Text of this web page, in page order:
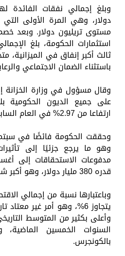
دولار، وهي المرة الأولى
مستوى تريليون دولار. وبعد
ثالث أكبر إنفاق في الميزانية،
باستثناء الضمان الاجتماعي
وقال مسؤول في وزارة
ارتفاعا من 2.97% في العام السابق.
وهو ما يرجع جزئيًا إلى
مدفوعات الاستحقاقات إلى
قدره 380 مليار دولار، وهو أكبر شهر في العام.
وباعتبارها نسبة من إجمالي
يتجاوز 6%، وهو أمر غير
السنوات الخمسين الماضية،
بالكونجرس.